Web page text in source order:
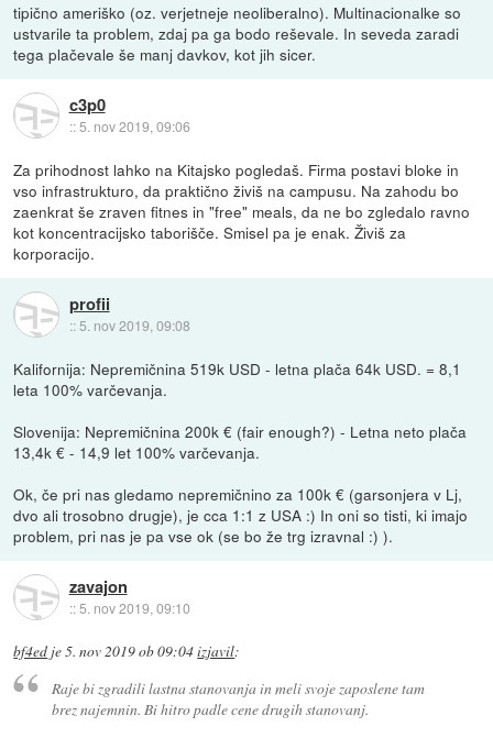
tipično ameriško (oz. verjetneje neoliberalno). Multinacionalke so
ustvarile ta problem, zdaj pa ga bodo reševale. In seveda zaradi
tega plačevale še manj davkov, kot jih sicer.
c3p0
::5. nov 2019, 09:06
Za prihodnost lahko na Kitajsko pogledaš. Firma postavi bloke in
vso infrastrukturo, da praktično živiš na campusu. Na zahodu bo
zaenkrat še zraven fitnes in "free" meals, da ne bo zgledalo ravno
kot koncentracijsko taborišče. Smisel pa je enak. Živiš za
korporacijo.
profii
:: 5. nov 2019, 09:08
Kalifornija: Nepremičnina 519k USD - letna plača 64k USD. = 8,1
leta 100% varčevanja.
Slovenija: Nepremičnina 200k € (fair enough?) - Letna neto plača
13,4k € - 14,9 let 100% varčevanja.
Ok, če pri nas gledamo nepremičnino za 100k € (garsonjera v Lj,
dvo ali trosobno drugje), je cca 1:1 z USA :) In oni so tisti, ki imajo
problem, pri nas je pa vse ok (se bo že trg izravnal :) ).
zavajon
::5. nov 2019, 09:10
bf4ed je5. nov 2019 ob 09:04izjavil:
Raje bi zgradili lastna stanovanja in meli svoje zaposlene tam
brez najemnin. Bi hitro padle cene drugih stanovanj.